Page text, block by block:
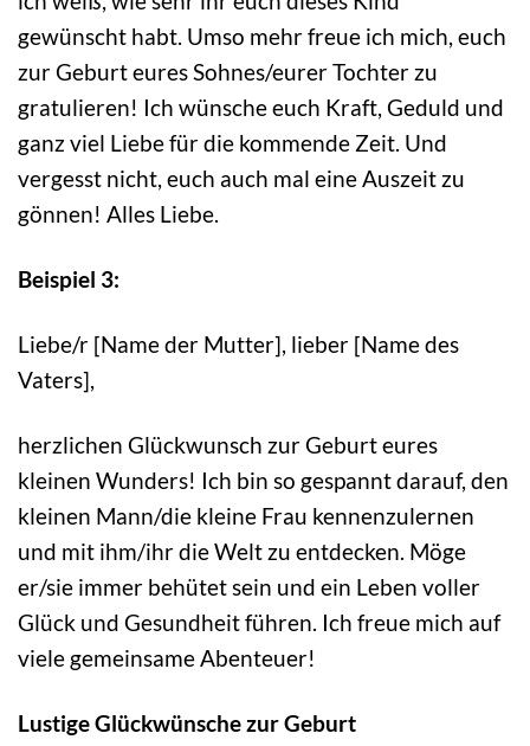
gewünscht habt. Umso mehr freue ich mich, euch
zur Geburt eures Sohnes/eurer Tochter zu
gratulieren! Ich wünsche euch Kraft, Geduld und
ganz viel Liebe für die kommende Zeit. Und
vergesst nicht, euch auch mal eine Auszeit zu
gönnen! Alles Liebe.
Beispiel 3:
Liebe/r [Name der Mutter], lieber [Name des
Vaters],
herzlichen Glückwunsch zur Geburt eures
kleinen Wunders! Ich bin so gespannt darauf, den
kleinen Mann/die kleine Frau kennenzulernen
und mit ihm/ihr die Welt zu entdecken. Möge
er/sie immer behütet sein und ein Leben voller
Glück und Gesundheit führen. Ich freue mich auf
viele gemeinsame Abenteuer!
Lustige Glückwünsche zur Geburt